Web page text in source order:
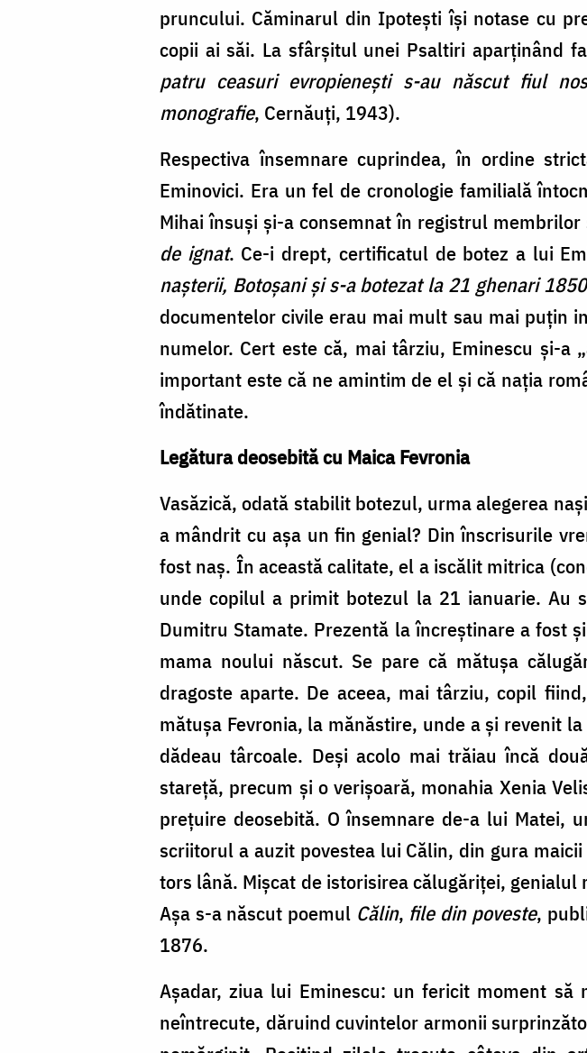
pruncului. Căminarul din Ipotești își notase cu
copii ai săi. La sfârșitul unei Psaltiri aparținând
patru ceasuri evropienești s-au născut fiul
monografie, Cernăuți, 1943).
Respectiva însemnare cuprindea, în ordine
Eminovici. Era un fel de cronologie familială
Mihai însuşi și-a consemnat în registrul
de ignat. Ce-i drept, certificatul de botez a lui
nașterii, Botoșani și s-a botezat la 21 ghenari 1850
documentelor civile erau mai mult sau mai puțin
numelor. Cert este că, mai târziu, Eminescu și-
important este că ne amintim de el și că nația
îndătinate.
Legătura deosebită cu Maica Fevronia
Vasăzică, odată stabilit botezul, urma alegerea
a mândrit cu așa un fin genial? Din înscrisurile
fost naș. În această calitate, el a iscălit mitrica
unde copilul a primit botezul la 21 ianuarie.
Dumitru Stamate. Prezentă la încreștinare a fost
mama noului născut. Se pare că mătușa
dragoste aparte. De aceea, mai târziu, copil
mătușa Fevronia, la mănăstire, unde a și revenit
dădeau târcoale. Deși acolo mai trăiau încă
stareță, precum și o verișoară, monahia Xenia
prețuire deosebită. O însemnare de-a lui Matei,
scriitorul a auzit povestea lui Călin, din gura
tors lână. Mișcat de istorisirea călugăriței,
Așa s-a născut poemul Călin, file din poveste,
1876.
Așadar, ziua lui Eminescu: un fericit moment
neîntrecute, dăruind cuvintelor armonii